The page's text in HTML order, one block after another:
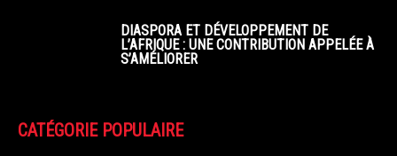
DIASPORA ET DÉVELOPPEMENT DE
L’AFRIQUE : UNE CONTRIBUTION APPELÉE À
S’AMÉLIORER
CATÉGORIE POPULAIRE